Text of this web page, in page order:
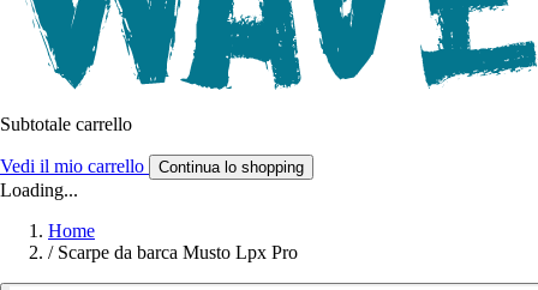
Subtotale carrello
Vedi il mio carrello Continua lo shopping
Loading...
Home
/ Scarpe da barca Musto Lpx Pro